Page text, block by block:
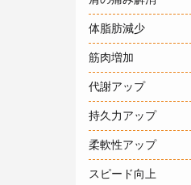
体脂肪減少
筋肉増加
代謝アップ
持久力アップ
柔軟性アップ
スピード向上